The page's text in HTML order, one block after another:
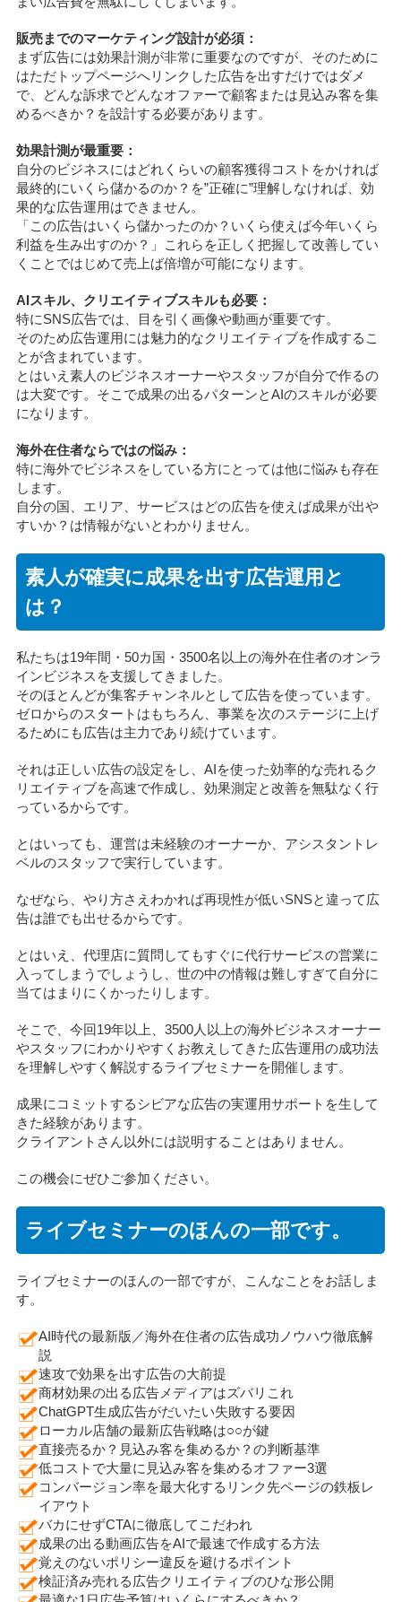
販売までのマーケティング設計が必須：
まず広告には効果計測が非常に重要なのですが、そのために
はただトップページへリンクした広告を出すだけではダメ
で、どんな訴求でどんなオファーで顧客または見込み客を集
めるべきか？を設計する必要があります。
効果計測が最重要：
自分のビジネスにはどれくらいの顧客獲得コストをかければ
最終的にいくら儲かるのか？を”正確に”理解しなければ、効
果的な広告運用はできません。
「この広告はいくら儲かったのか？いくら使えば今年いくら
利益を生み出すのか？」これらを正しく把握して改善してい
くことではじめて売上ば倍増が可能になります。
AIスキル、クリエイティブスキルも必要：
特にSNS広告では、目を引く画像や動画が重要です。
そのため広告運用には魅力的なクリエイティブを作成するこ
とが含まれています。
とはいえ素人のビジネスオーナーやスタッフが自分で作るの
は大変です。そこで成果の出るパターンとAIのスキルが必要
になります。
海外在住者ならではの悩み：
特に海外でビジネスをしている方にとっては他に悩みも存在
します。
自分の国、エリア、サービスはどの広告を使えば成果が出や
すいか？は情報がないとわかりません。
素人が確実に成果を出す広告運用と
は？
私たちは19年間・50カ国・3500名以上の海外在住者のオンラ
インビジネスを支援してきました。
そのほとんどが集客チャンネルとして広告を使っています。
ゼロからのスタートはもちろん、事業を次のステージに上げ
るためにも広告は主力であり続けています。
それは正しい広告の設定をし、AIを使った効率的な売れるク
リエイティブを高速で作成し、効果測定と改善を無駄なく行
っているからです。
とはいっても、運営は未経験のオーナーか、アシスタントレ
ベルのスタッフで実行しています。
なぜなら、やり方さえわかれば再現性が低いSNSと違って広
告は誰でも出せるからです。
とはいえ、代理店に質問してもすぐに代行サービスの営業に
入ってしまうでしょうし、世の中の情報は難しすぎて自分に
当てはまりにくかったりします。
そこで、今回19年以上、3500人以上の海外ビジネスオーナー
やスタッフにわかりやすくお教えしてきた広告運用の成功法
を理解しやすく解説するライブセミナーを開催します。
成果にコミットするシビアな広告の実運用サポートを生して
きた経験があります。
クライアントさん以外には説明することはありません。
この機会にぜひご参加ください。
ライブセミナーのほんの一部です。
ライブセミナーのほんの一部ですが、こんなことをお話しま
す。
AI時代の最新版／海外在住者の広告成功ノウハウ徹底解
説
速攻で効果を出す広告の大前提
商材効果の出る広告メディアはズバリこれ
ChatGPT生成広告がだいたい失敗する要因
ローカル店舗の最新広告戦略は○○が鍵
直接売るか？見込み客を集めるか？の判断基準
低コストで大量に見込み客を集めるオファー3選
コンバージョン率を最大化するリンク先ページの鉄板レ
イアウト
バカにせずCTAに徹底してこだわれ
成果の出る動画広告をAIで最速で作成する方法
覚えのないポリシー違反を避けるポイント
検証済み売れる広告クリエイティブのひな形公開